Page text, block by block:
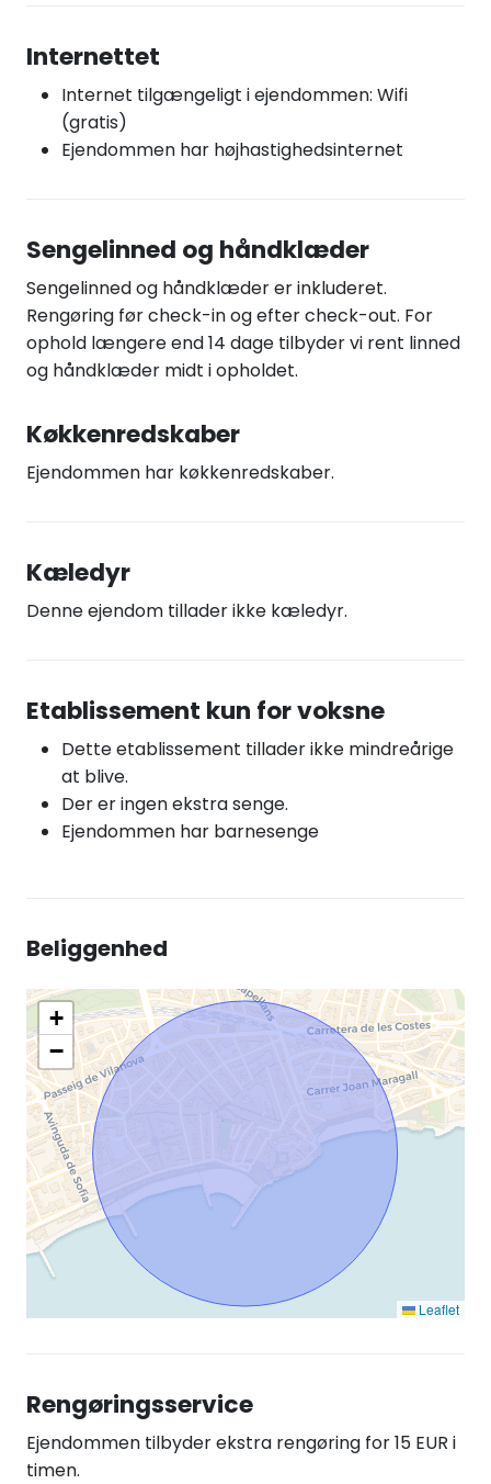
Internettet
Internet tilgængeligt i ejendommen: Wifi
(gratis)
Ejendommen har højhastighedsinternet
Sengelinned og håndklæder
Sengelinned og håndklæder er inkluderet.
Rengøring før check-in og efter check-out. For
ophold længere end 14 dage tilbyder vi rent linned
og håndklæder midt i opholdet.
Køkkenredskaber
Ejendommen har køkkenredskaber.
Kæledyr
Denne ejendom tillader ikke kæledyr.
Etablissement kun for voksne
Dette etablissement tillader ikke mindreårige
at blive.
Der er ingen ekstra senge.
Ejendommen har barnesenge
Beliggenhed
+
−
Leaflet
Rengøringsservice
Ejendommen tilbyder ekstra rengøring for 15 EUR i
timen.